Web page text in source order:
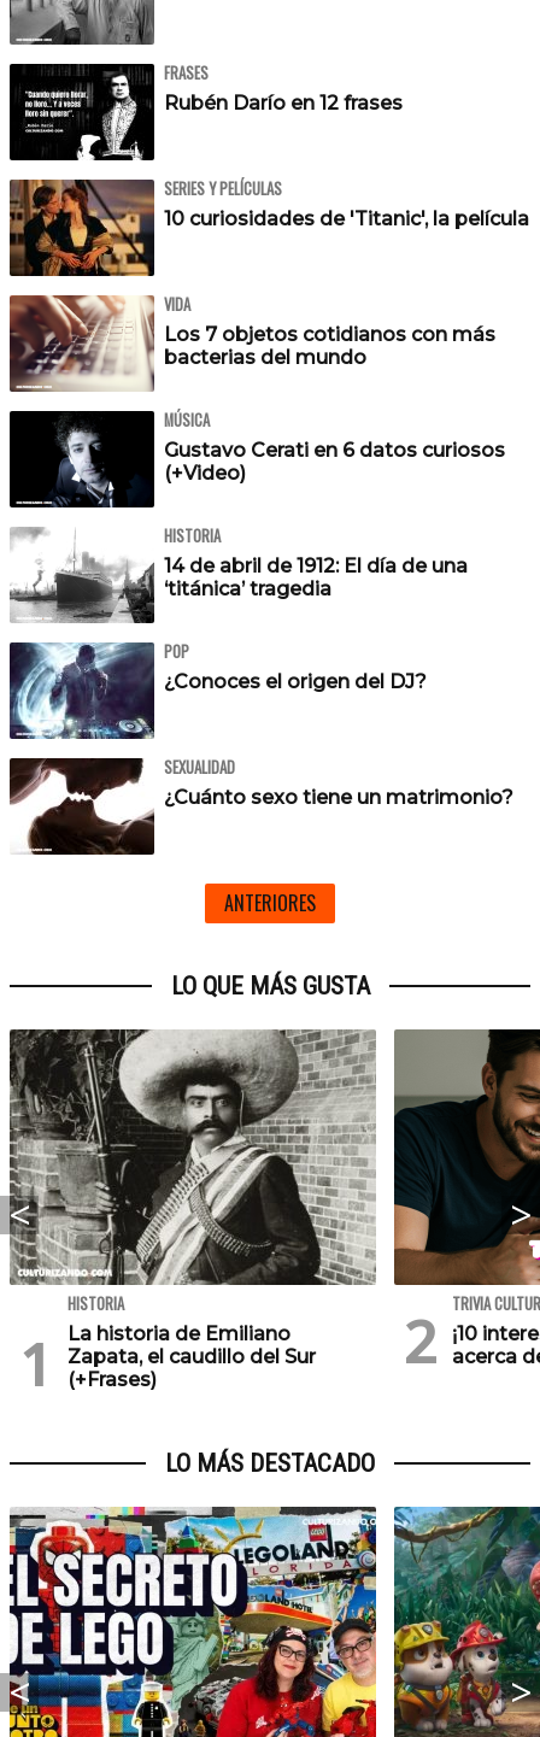
FRASES
Rubén Darío en 12 frases
SERIES Y PELÍCULAS
10 curiosidades de 'Titanic', la película
VIDA
Los 7 objetos cotidianos con más
bacterias del mundo
MÚSICA
Gustavo Cerati en 6 datos curiosos
(+Video)
HISTORIA
14 de abril de 1912: El día de una
‘titánica’ tragedia
POP
¿Conoces el origen del DJ?
SEXUALIDAD
¿Cuánto sexo tiene un matrimonio?
ANTERIORES
LO QUE MÁS GUSTA
HISTORIA
La historia de Emiliano
Zapata, el caudillo del Sur
(+Frases)
TRIVIA
¡10
acerca
LO MÁS DESTACADO